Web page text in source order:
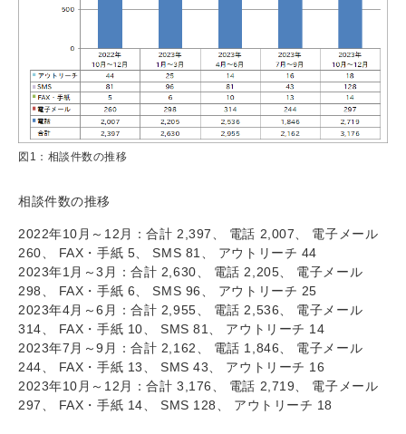
図1：相談件数の推移
相談件数の推移
2022年10月～12月：合計 2,397、 電話 2,007、 電子メール
260、 FAX・手紙 5、 SMS 81、 アウトリーチ 44
2023年1月～3月：合計 2,630、 電話 2,205、 電子メール
298、 FAX・手紙 6、 SMS 96、 アウトリーチ 25
2023年4月～6月：合計 2,955、 電話 2,536、 電子メール
314、 FAX・手紙 10、 SMS 81、 アウトリーチ 14
2023年7月～9月：合計 2,162、 電話 1,846、 電子メール
244、 FAX・手紙 13、 SMS 43、 アウトリーチ 16
2023年10月～12月：合計 3,176、 電話 2,719、 電子メール
297、 FAX・手紙 14、 SMS 128、 アウトリーチ 18